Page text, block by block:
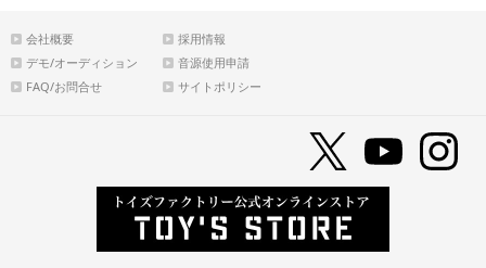
会社概要
採用情報
デモ/オーディション
音源使用申請
FAQ/お問合せ
サイトポリシー